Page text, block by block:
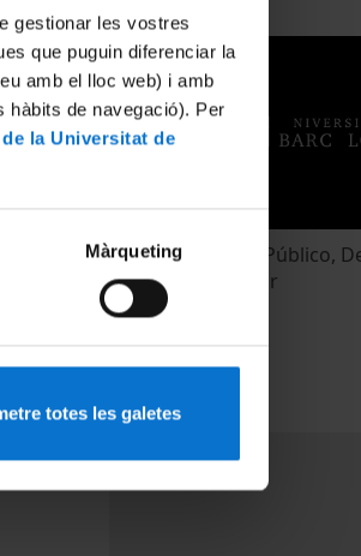
gestionar les vostres
que puguin diferenciar la
amb el lloc web) i amb
hàbits de navegació). Per
la Universitat de
Màrqueting
totes les galetes
University
Agua, Espacio Público,
Antoni Remesar
20 octubre, 2016
PEU 3